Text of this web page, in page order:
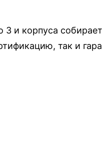
и корпуса
так и